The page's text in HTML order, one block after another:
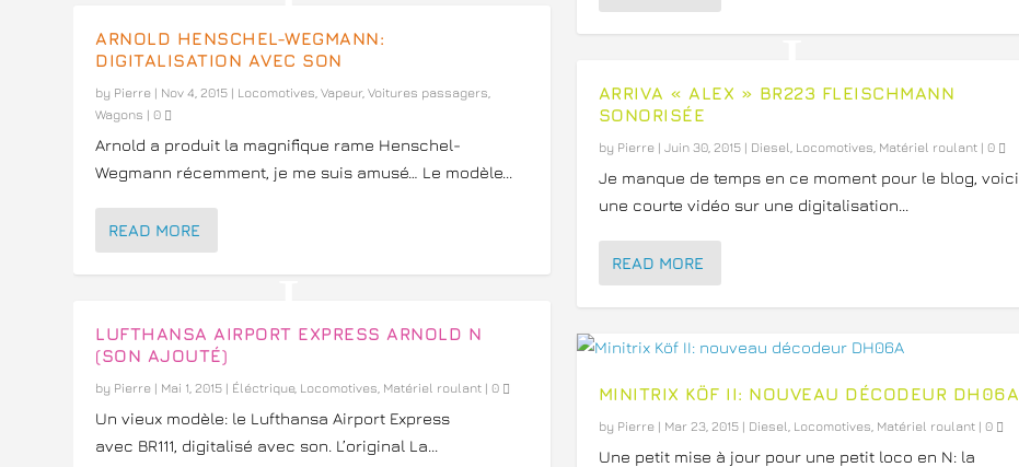
ARNOLD HENSCHEL-WEGMANN:
DIGITALISATION AVEC SON
by Pierre | Nov 4, 2015 | Locomotives ,Vapeur,Voitures passagers
Wagons |0
Arnold a produit la magnifique rame Henschel-
Wegmann récemment, je me suis amusé… Le modèle...
READ MORE
LUFTHANSA AIRPORT EXPRESS ARNOLD N
(SON AJOUTÉ)
by Pierre | Mai 1, 2015 | Éléctrique, Locomotives Matériel roulant |0
Un vieux modèle: le Lufthansa Airport Express
avec BR111, digitalisé avec son. L’original La...
ARRIVA « ALEX » BR223 FLEISCHMANN
SONORISÉE
by Pierre| Juin 30, 2015| Diesel Locomotives Matériel roulant| 0
Je manque de temps en ce moment pour le blog, voici
une courte vidéo sur une digitalisation...
READ MORE
MINITRIX KÖF II: NOUVEAU DÉCODEUR DH06A
by Pierre| Mar 23, 2015| Diesel Locomotives Matériel roulant| 0
Une petit mise à jour pour une petit loco en N: la